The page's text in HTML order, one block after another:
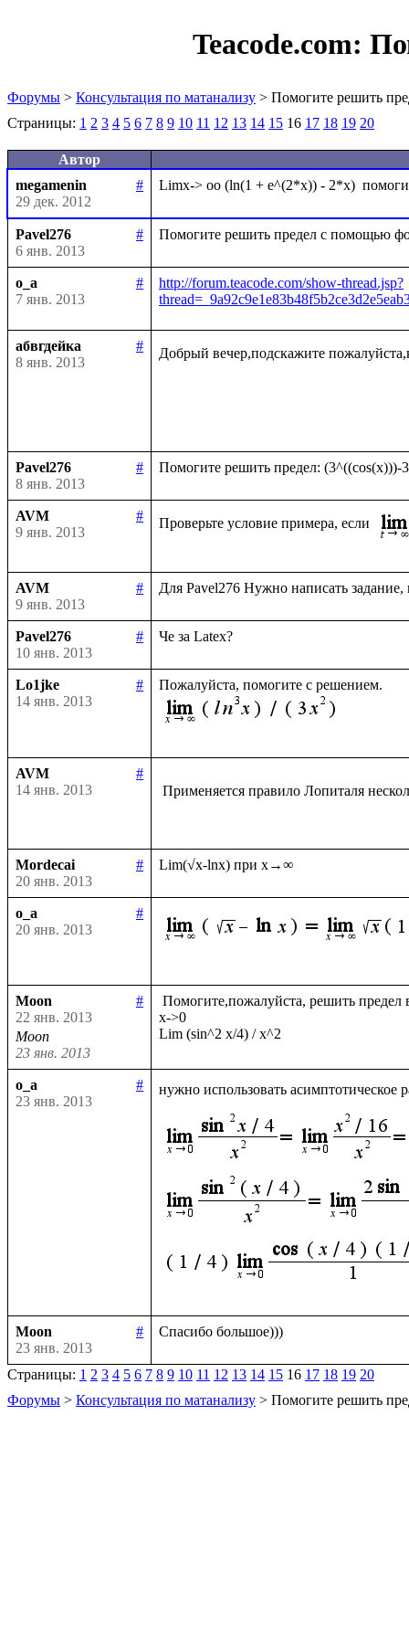
Teacode.com:
Форумы > Консультация по матанализу > Помогите решить
Страницы: 1 2 3 4 5 6 7 8 9 10 11 12 13 14 15 16 17 18 19 20
Автор
megamenin
#
29 дек. 2012
Pavel276
#
6 янв. 2013
o_a
#
7 янв. 2013
http://forum.teacode.com/show-thread.jsp?
абвгдейка
#
8 янв. 2013
Добрый вечер,подскажите
Pavel276
#
8 янв. 2013
AVM
#
9 янв. 2013
Проверьте условие примера, если
AVM
#
9 янв. 2013
Pavel276
#
10 янв. 2013
Lo1jke
#
14 янв. 2013
AVM
#
14 янв. 2013
Применяется правило Лопиталя
Mordecai
#
20 янв. 2013
o_a
#
20 янв. 2013
Moon
#
22 янв. 2013
Moon
23 янв. 2013
х->0
o_a
#
23 янв. 2013
нужно использовать асимптотическое
Moon
#
23 янв. 2013
Страницы: 1 2 3 4 5 6 7 8 9 10 11 12 13 14 15 16 17 18 19 20
Форумы > Консультация по матанализу > Помогите решить